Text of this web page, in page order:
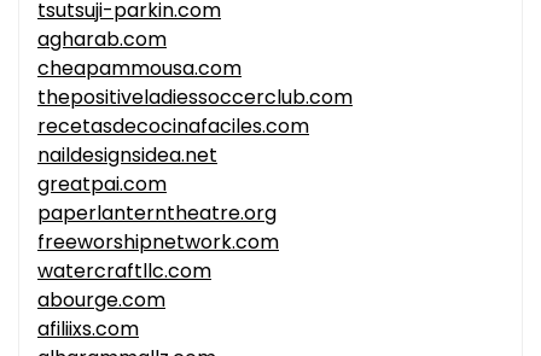
tsutsuji-parkin.com
agharab.com
cheapammousa.com
thepositiveladiessoccerclub.com
recetasdecocinafaciles.com
naildesignsidea.net
greatpai.com
paperlanterntheatre.org
freeworshipnetwork.com
watercraftllc.com
abourge.com
afiliixs.com